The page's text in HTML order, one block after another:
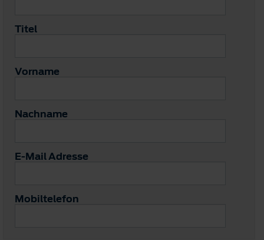
Titel
Vorname
Nachname
E-Mail Adresse
Mobiltelefon